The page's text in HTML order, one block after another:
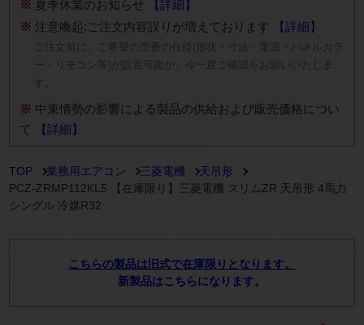
※ 夏季休業のお知らせ
【詳細】
※ 注意喚起:ご注文内容誤りが増えております 【詳細】
ご注文前に、ご希望の型番の仕様(形状・寸法・電源・パネルカラ
ー・リモコン等)が設置可能か、今一度ご確認をお願いいたしま
※ 中東情勢の影響による製品の供給および販売価格につい
て
【詳細】
TOP 業務用エアコン 三菱電機
天吊形
PCZ-ZRMP112KL5 【在庫限り】三菱電機 スリムZR 天吊形 4馬力
シングル 冷媒R32
こちらの製品は旧式で在庫限りとなります。
新製品はこちらになります。